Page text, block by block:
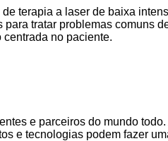
terapia a laser de baixa
tratar problemas comuns
no paciente.
e parceiros do mundo
e tecnologias podem fazer